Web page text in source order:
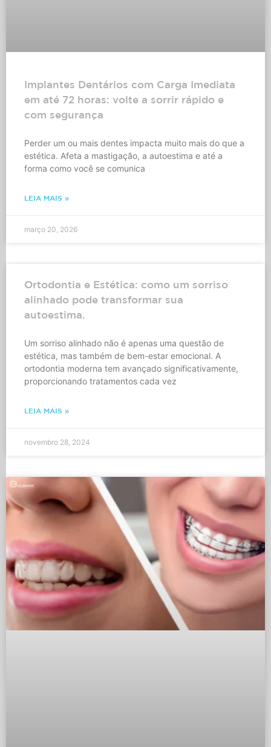
Implantes Dentários com Carga Imediata
em até 72 horas: volte a sorrir rápido e
com segurança
Perder um ou mais dentes impacta muito mais do que a
estética. Afeta a mastigação, a autoestima e até a
forma como você se comunica
LEIA MAIS »
março 20, 2026
Ortodontia e Estética: como um sorriso
alinhado pode transformar sua
autoestima.
Um sorriso alinhado não é apenas uma questão de
estética, mas também de bem-estar emocional. A
ortodontia moderna tem avançado significativamente,
proporcionando tratamentos cada vez
LEIA MAIS »
novembro 28, 2024